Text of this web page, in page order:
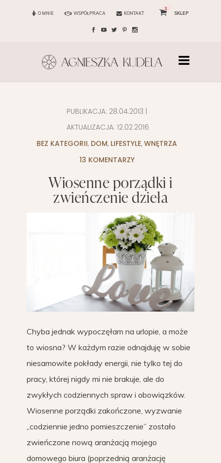
O MNIE WSPÓŁPRACA KONTAKT
1
SKLEP
PUBLIKACJA: 28.04.2013
AKTUALIZACJA: 12.02.2016
BEZ KATEGORII, DOM, LIFESTYLE, WNĘTRZA
13 KOMENTARZY
Wiosenne porządki i
zwieńczenie dzieła
Chyba jednak wypoczęłam na urlopie, a może
to wiosna? W każdym razie odnajduję w sobie
niesamowite pokłady energii, nie tylko tej do
pracy, której nigdy mi nie brakuje, ale do
zwykłych codziennych spraw i obowiązków.
Wiosenne porządki zakończone, wyzwanie
„codziennie jedno pomieszczenie” zostało
zwieńczone nową aranżacją mojego
domowego biura (poprzednią aranżację